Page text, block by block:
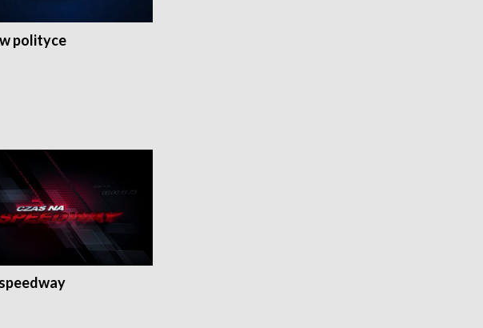
polityce